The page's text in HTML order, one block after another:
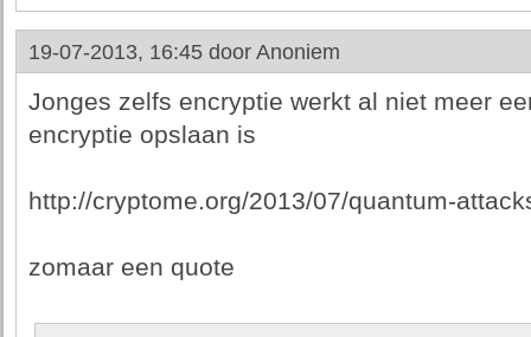
19-07-2013, 16:45 door Anoniem
Jonges zelfs encryptie werkt al niet meer
encryptie opslaan is
http://cryptome.org/2013/07/quantum-
zomaar een quote